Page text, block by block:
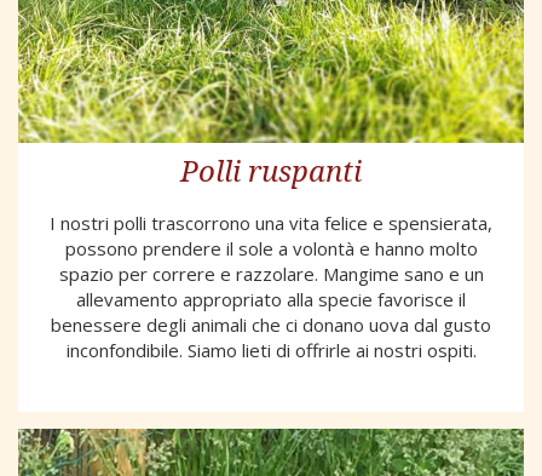
Polli ruspanti
I nostri polli trascorrono una vita felice e spensierata,
possono prendere il sole a volontà e hanno molto
spazio per correre e razzolare. Mangime sano e un
allevamento appropriato alla specie favorisce il
benessere degli animali che ci donano uova dal gusto
inconfondibile. Siamo lieti di offrirle ai nostri ospiti.